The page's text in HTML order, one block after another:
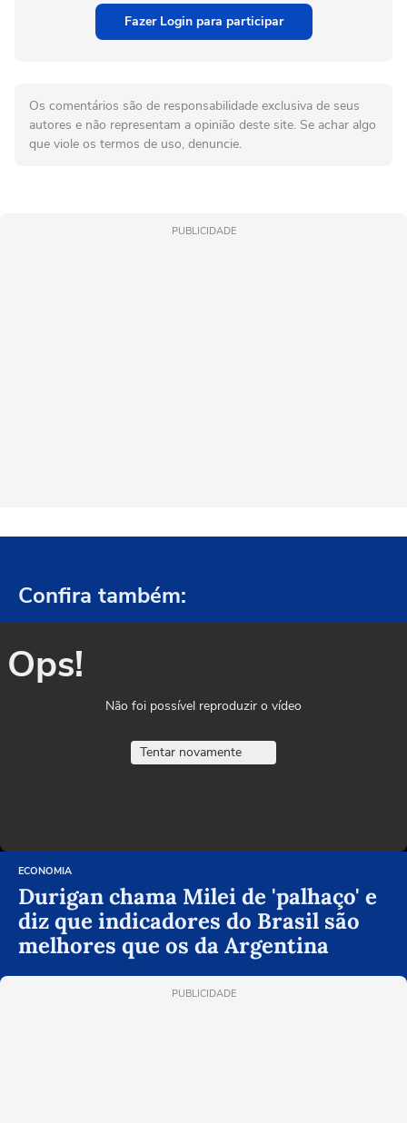
Fazer Login para participar
Os comentários são de responsabilidade exclusiva de seus
autores e não representam a opinião deste site. Se achar algo
que viole os termos de uso, denuncie.
PUBLICIDADE
Confira também:
Ops!
Não foi possível reproduzir o vídeo
Tentar novamente
ECONOMIA
Durigan chama Milei de 'palhaço' e
diz que indicadores do Brasil são
melhores que os da Argentina
PUBLICIDADE